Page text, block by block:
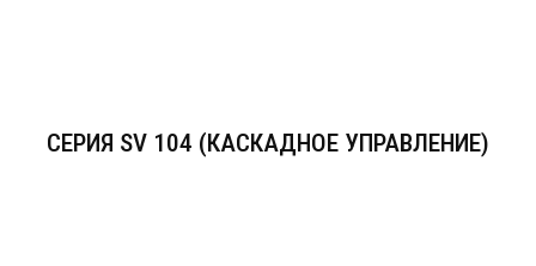
СЕРИЯ SV 104 (КАСКАДНОЕ УПРАВЛЕНИЕ)